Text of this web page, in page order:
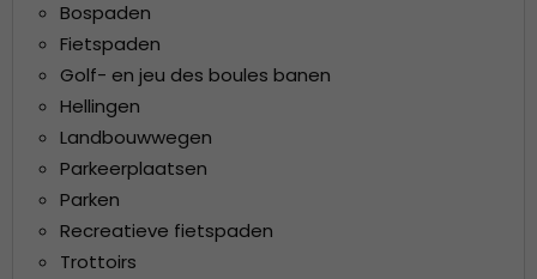
Bospaden
Fietspaden
Golf- en jeu des boules banen
Hellingen
Landbouwwegen
Parkeerplaatsen
Parken
Recreatieve fietspaden
Trottoirs